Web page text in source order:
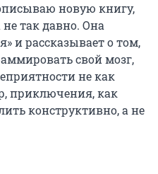
новую книгу,
так давно. Она
и рассказывает о том,
свой мозг,
не как
приключения, как
конструктивно, а не